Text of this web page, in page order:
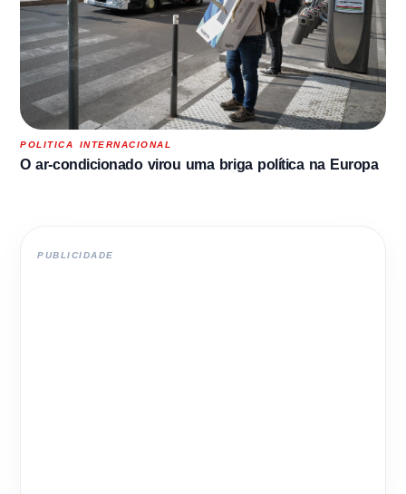
POLITICA INTERNACIONAL
O ar-condicionado virou uma briga política na Europa
PUBLICIDADE